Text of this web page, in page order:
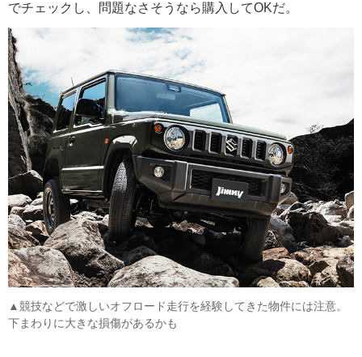
でチェックし、問題なさそうなら購入してOKだ。
▲競技などで激しいオフロード走行を経験してきた物件には注意。
下まわりに大きな損傷があるかも